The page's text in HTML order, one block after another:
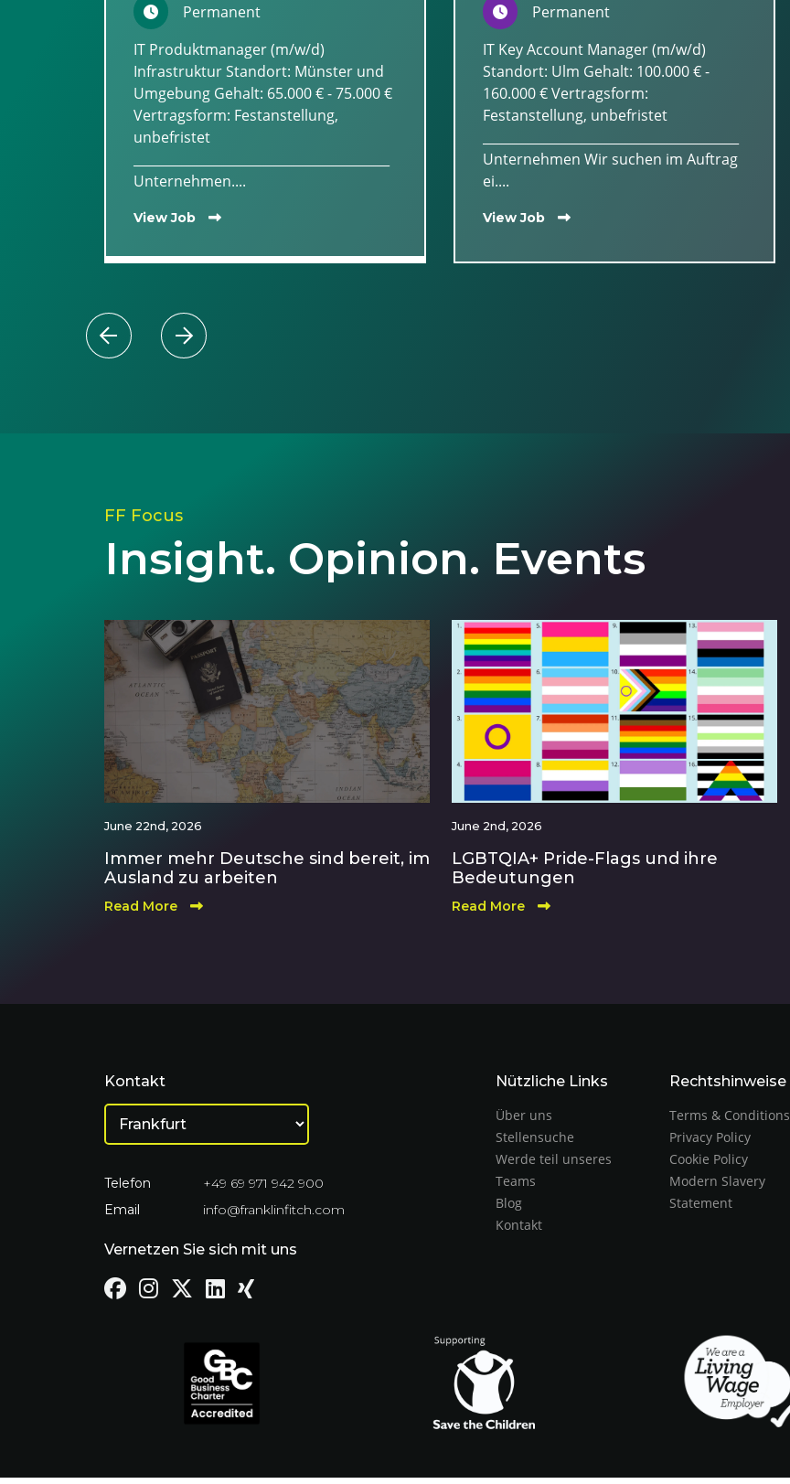
Permanent
IT Produktmanager (m/w/d)
Infrastruktur Standort: Münster und
Umgebung Gehalt: 65.000 € - 75.000 €
Vertragsform: Festanstellung,
unbefristet
Unternehmen....
View Job
Permanent
IT Key Account Manager (m/w/d)
Standort: Ulm Gehalt: 100.000 € -
160.000 € Vertragsform:
Festanstellung, unbefristet
Unternehmen Wir suchen im Auftrag
ei....
View Job
FF Focus
Insight. Opinion. Events
June 22nd, 2026
Immer mehr Deutsche sind bereit, im
Ausland zu arbeiten
Read More
June 2nd, 2026
LGBTQIA+ Pride-Flags und ihre
Bedeutungen
Read More
Kontakt
Telefon
+49 69 971 942 900
Email
info@franklinfitch.com
Vernetzen Sie sich mit uns
Nützliche Links
Über uns
Stellensuche
Werde teil unseres
Teams
Blog
Kontakt
Rechtshinweise
Terms & Conditions
Privacy Policy
Cookie Policy
Modern Slavery
Statement